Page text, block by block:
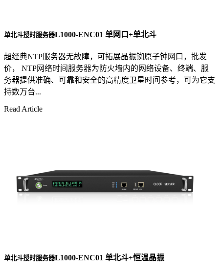
单北斗授时服务器L1000-ENC01 单网口+单北斗
超经典NTP服务器无故障，可拓展晶振铷原子钟网口，批发
价， NTP网络时间服务器为防火墙内的网络设备、终端、服
务器提供准确、可靠和安全的高精度卫星时间参考，可为它支
持数万台...
Read Article
单北斗授时服务器L1000-ENC01 单北斗+恒温晶振